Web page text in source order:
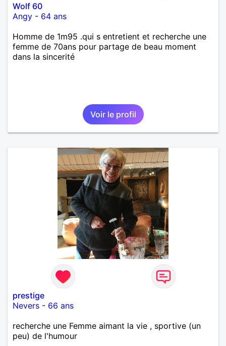
Wolf 60
Angy - 64 ans
Homme de 1m95 .qui s entretient et recherche une
femme de 70ans pour partage de beau moment
dans la sincerité
Voir le profil
prestige
Nevers - 66 ans
recherche une Femme aimant la vie , sportive (un
peu) de l'humour